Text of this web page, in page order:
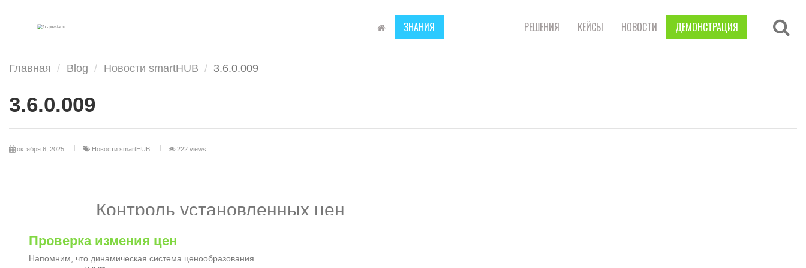
ЗНАНИЯ РЕШЕНИЯ ДЕМОНСТРАЦИЯ
КЕЙСЫ НОВОСТИ
Главная Blog Новости smartHUB 3.6.0.009
3.6.0.009
октября 6, 2025 Новости smartHUB 222 views
Контроль установленных цен
Проверка измения цен
Напомним, что динамическая система ценообразования